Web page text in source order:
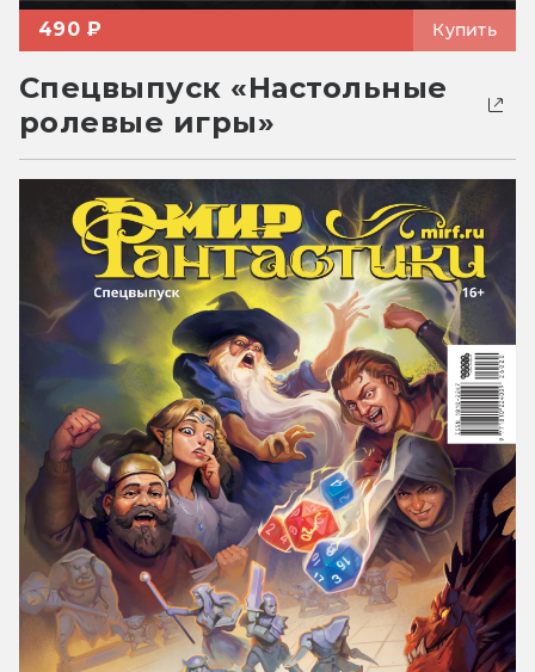
490 ₽ Купить
Спецвыпуск «Настольные
ролевые игры»